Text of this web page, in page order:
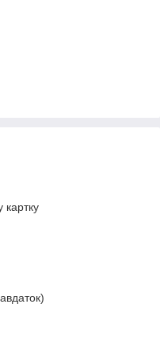
картку